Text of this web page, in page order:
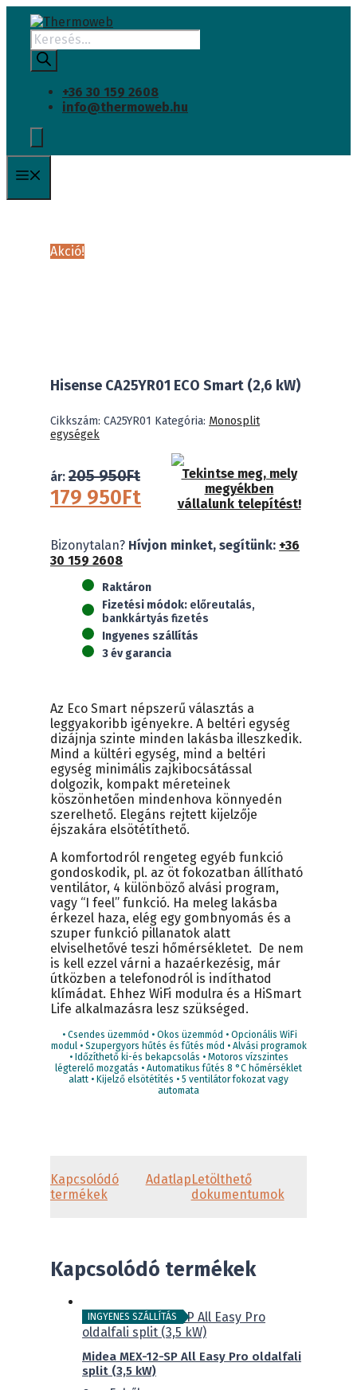
Kilépés
tartalomba
Products
search
+36 30 159 2608
info@thermoweb.hu
Akció!
INGYENES SZÁLLÍTÁS
Hisense CA25YR01 ECO Smart (2,6 kW)
Cikkszám: CA25YR01 Kategória: Monosplit
egységek
ár: 205 950Ft
Original
price
205
950Ft.
179 950Ftprice
179
950Ft.
CA25YR01
ECO
Smart
mennyiség
Tekintse meg, mely
megyékben
vállalunk telepítést!
Bizonytalan? Hívjon minket, segítünk: +36
30 159 2608
Raktáron
Fizetési módok: előreutalás,
bankkártyás fizetés
Ingyenes szállítás
3 év garancia
Az Eco Smart népszerű választás a
leggyakoribb igényekre. A beltéri egység
dizájnja szinte minden lakásba illeszkedik.
Mind a kültéri egység, mind a beltéri
egység minimális zajkibocsátással
dolgozik, kompakt méreteinek
köszönhetően mindenhova könnyedén
szerelhető. Elegáns rejtett kijelzője
éjszakára elsötétíthető.
A komfortodról rengeteg egyéb funkció
gondoskodik, pl. az öt fokozatban állítható
ventilátor, 4 különböző alvási program,
vagy “I feel” funkció. Ha meleg lakásba
érkezel haza, elég egy gombnyomás és a
szuper funkció pillanatok alatt
elviselhetővé teszi hőmérsékletet. De nem
is kell ezzel várni a hazaérkezésig, már
útközben a telefonodról is indíthatod
klímádat. Ehhez WiFi modulra és a HiSmart
Life alkalmazásra lesz szükséged.
• Csendes üzemmód • Okos üzemmód • Opcionális WiFi
modul • Szupergyors hűtés és fűtés mód • Alvási programok
• Időzíthető ki-és bekapcsolás • Motoros vízszintes
légterelő mozgatás • Automatikus fűtés 8 °C hőmérséklet
alatt • Kijelző elsötétítés • 5 ventilátor fokozat vagy
automata
Kapcsolódó
termékek
AdatlapLetölthető
dokumentumok
Kapcsolódó termékek
INGYENES SZÁLLÍTÁS
Midea MEX-12-SP All Easy Pro oldalfali
split (3,5 kW)